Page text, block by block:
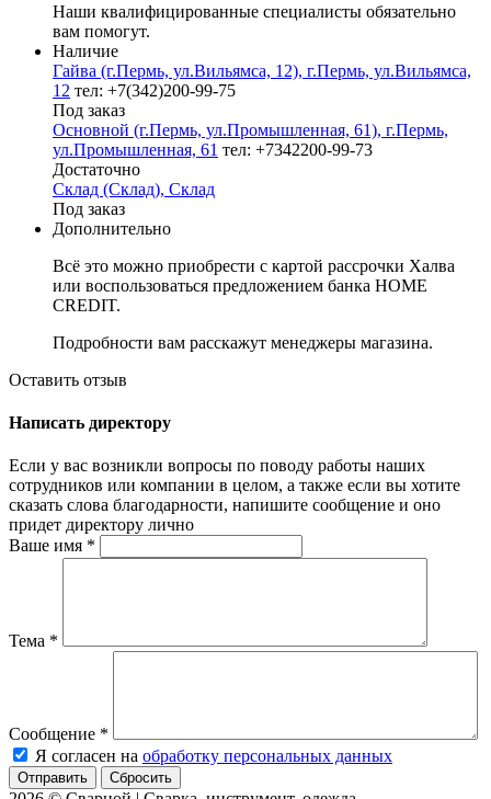
Наши квалифицированные специалисты обязательно
вам помогут.
Наличие
Гайва (г.Пермь, ул.Вильямса, 12), г.Пермь, ул.Вильямса,
12 тел: +7(342)200-99-75
Под заказ
Основной (г.Пермь, ул.Промышленная, 61), г.Пермь,
ул.Промышленная, 61 тел: +7342200-99-73
Достаточно
Склад (Склад), Склад
Под заказ
Дополнительно
Всё это можно приобрести с картой рассрочки Халва
или воспользоваться предложением банка HOME
CREDIT.
Подробности вам расскажут менеджеры магазина.
Оставить отзыв
Написать директору
Если у вас возникли вопросы по поводу работы наших
сотрудников или компании в целом, а также если вы хотите
сказать слова благодарности, напишите сообщение и оно
придет директору лично
Ваше имя *
Тема *
Сообщение *
Я согласен на обработку персональных данных
Сбросить